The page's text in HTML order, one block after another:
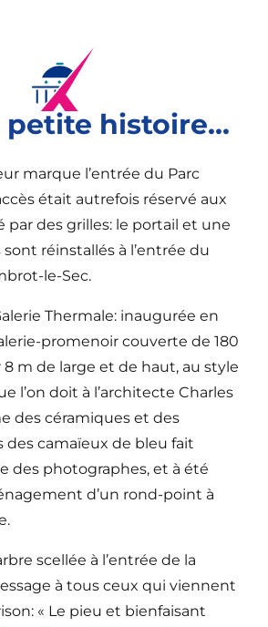
petite histoire...
marque l’entrée du Parc
était autrefois réservé aux
par des grilles: le portail et une
réinstallés à l’entrée du
le-Sec.
Thermale: inaugurée en
promenoir couverte de 180
m de large et de haut, au style
l’on doit à l’architecte Charles
des céramiques et des
des camaïeux de bleu fait
des photographes, et à été
d’un rond-point à
scellée à l’entrée de la
à tous ceux qui viennent
« Le pieu et bienfaisant